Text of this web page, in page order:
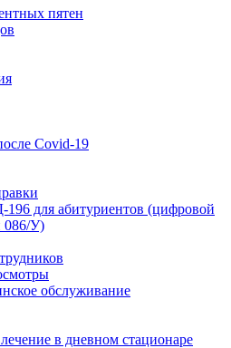
пятен
Covid-19
для абитуриентов (цифровой
086/У)
обслуживание
в дневном стационаре